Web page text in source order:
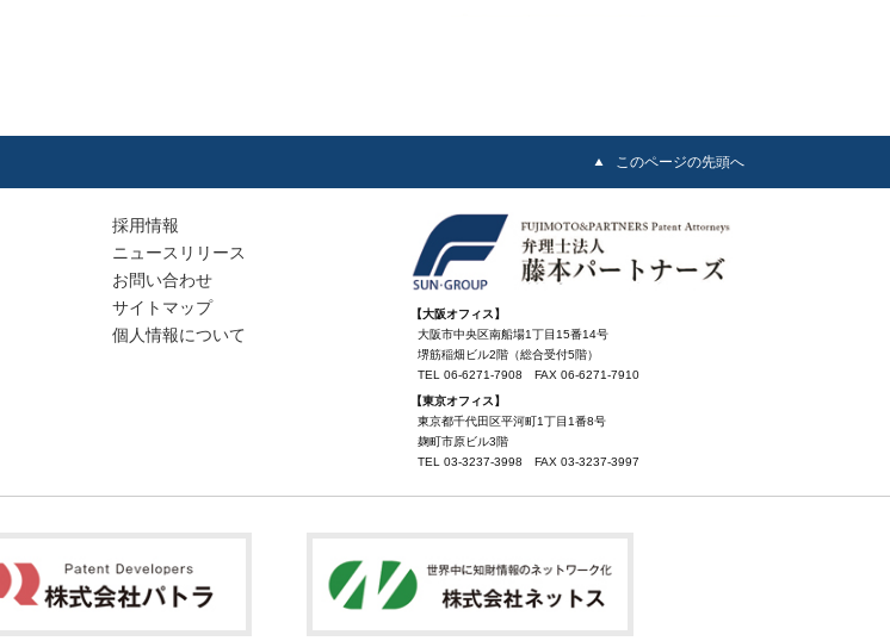
このページの先頭へ
採用情報
ニュースリリース
お問い合わせ
サイトマップ
個人情報について
【大阪オフィス】
大阪市中央区南船場1丁目15番14号
堺筋稲畑ビル2階（総合受付5階）
TEL 06-6271-7908 FAX 06-6271-7910
【東京オフィス】
東京都千代田区平河町1丁目1番8号
麹町市原ビル3階
TEL 03-3237-3998 FAX 03-3237-3997